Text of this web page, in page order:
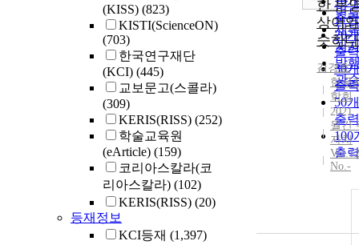
(KISS) (823)
KISTI(ScienceON)
(703)
한국연구재단
(KCI) (445)
교보문고(스콜라)
(309)
KERIS(RISS) (252)
학술교육원
(eArticle) (159)
코리아스칼라(코
리아스칼라) (102)
KERIS(RISS) (20)
등재정보
KCI등재 (1,397)
연
제
저
발
관
출력
20
출력
30
출력
50
출력
100
출력
한 운
상어
슷하다
김경호
한국
학회
2021
월간
자치
No.-